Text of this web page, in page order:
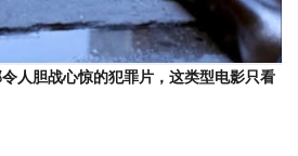
人胆战心惊的犯罪片，这类型电影只看